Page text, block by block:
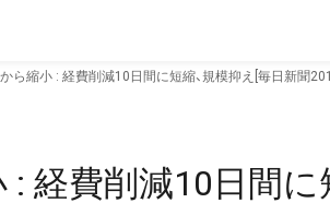
ら縮小 : 経費削減10日間に短縮、規模抑え[毎日新聞
経費削減10日間に